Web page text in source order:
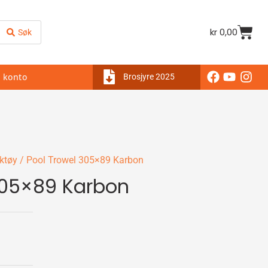
Søk kr0,00
konto Brosjyre 2025
/ Pool Trowel 305×89 Karbon
Karbon